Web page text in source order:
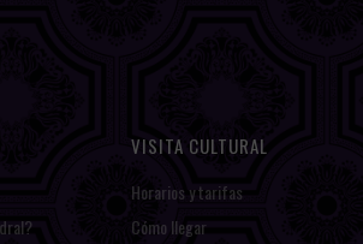
VISITA CULTURAL
Horarios y tarifas
Cómo llegar